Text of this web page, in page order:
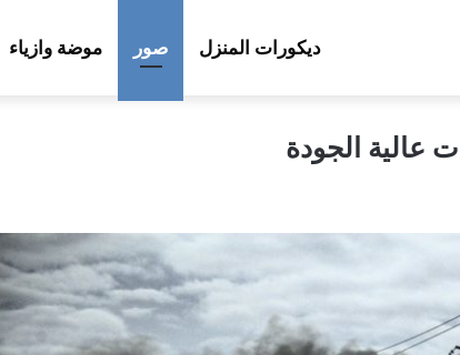
ديكورات المنزل صور موضة وازياء